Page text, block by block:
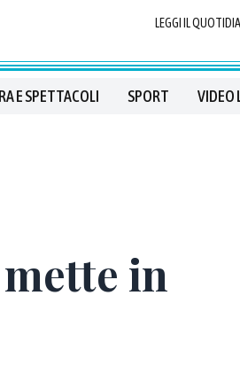
LEGGI IL
E SPETTACOLI SPORT VIDEO
in